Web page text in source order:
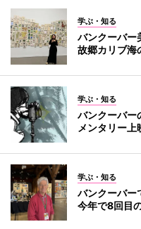
学ぶ・知る
バンクーバ
故郷カリブ海
学ぶ・知る
バンクーバー
メンタリー上
学ぶ・知る
バンクーバ
今年で8回目